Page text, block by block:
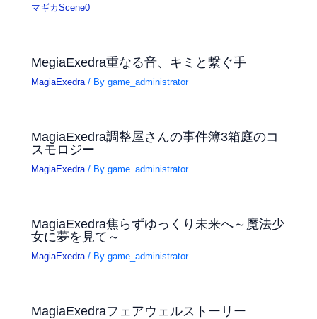
マギカScene0
MegiaExedra重なる音、キミと繋ぐ手
MagiaExedra/ Bygame_administrator
MagiaExedra調整屋さんの事件簿3箱庭のコ
スモロジー
MagiaExedra / Bygame_administrator
MagiaExedra焦らずゆっくり未来へ～魔法少
女に夢を見て～
MagiaExedra / Bygame_administrator
MagiaExedraフェアウェルストーリー